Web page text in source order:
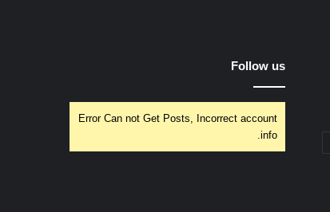
Follow us
Error Can not Get Posts, Incorrect account
info.